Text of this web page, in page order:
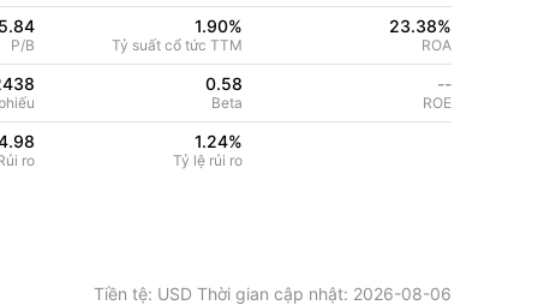
P/B
1.90%
Tỷ suất cổ tức TTM
23.38%
ROA
0.58
Beta
--
ROE
ro
1.24%
Tỷ lệ rủi ro
Tiền tệ: USD Thời gian cập nhật: 2026-08-06